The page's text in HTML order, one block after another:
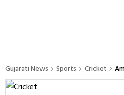
Gujarati News Sports Cricket